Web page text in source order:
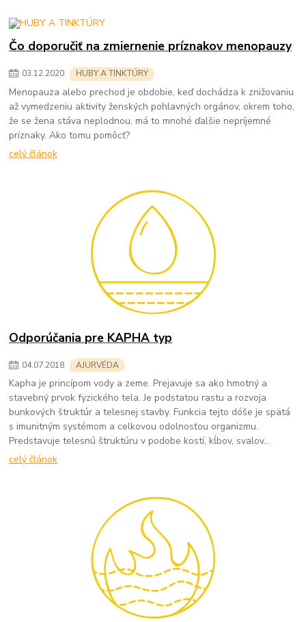
Čo doporučiť na zmiernenie príznakov menopauzy
03.12.2020 HUBY A TINKTÚRY
Menopauza alebo prechod je obdobie, keď dochádza k znižovaniu
až vymedzeniu aktivity ženských pohlavných orgánov, okrem toho,
že se žena stáva neplodnou, má to mnohé ďalšie nepríjemné
príznaky. Ako tomu pomôcť?
celý článok
Odporúčania pre KAPHA typ
04.07.2018 AJURVÉDA
Kapha je princípom vody a zeme. Prejavuje sa ako hmotný a
stavebný prvok fyzického tela. Je podstatou rastu a rozvoja
bunkových štruktúr a telesnej stavby. Funkcia tejto dóše je spätá
s imunitným systémom a celkovou odolnosťou organizmu.
Predstavuje telesnú štruktúru v podobe kostí, kĺbov, svalov...
celý článok